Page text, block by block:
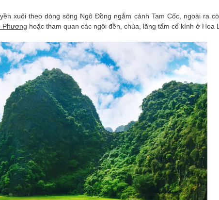
xuôi theo dòng sông Ngô Đồng ngắm cảnh Tam Cốc, ngoài ra
Phương hoặc tham quan các ngôi đền, chùa, lăng tẩm cổ kính ở Hoa